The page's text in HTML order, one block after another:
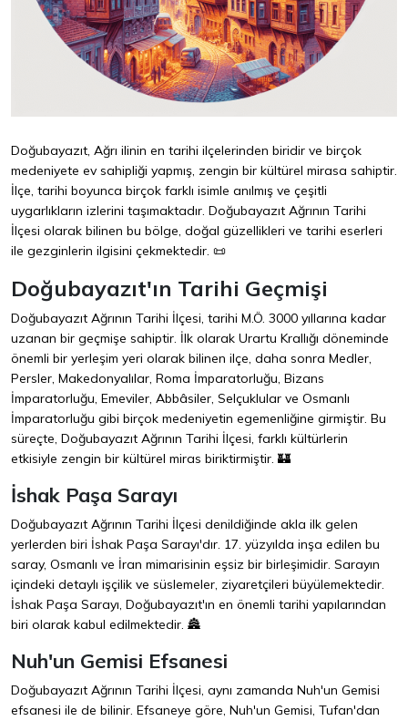
Doğubayazıt, Ağrı ilinin en tarihi ilçelerinden biridir ve birçok
medeniyete ev sahipliği yapmış, zengin bir kültürel mirasa sahiptir.
İlçe, tarihi boyunca birçok farklı isimle anılmış ve çeşitli
uygarlıkların izlerini taşımaktadır. Doğubayazıt Ağrının Tarihi
İlçesi olarak bilinen bu bölge, doğal güzellikleri ve tarihi eserleri
ile gezginlerin ilgisini çekmektedir. 📜
Doğubayazıt'ın Tarihi Geçmişi
Doğubayazıt Ağrının Tarihi İlçesi, tarihi M.Ö. 3000 yıllarına kadar
uzanan bir geçmişe sahiptir. İlk olarak Urartu Krallığı döneminde
önemli bir yerleşim yeri olarak bilinen ilçe, daha sonra Medler,
Persler, Makedonyalılar, Roma İmparatorluğu, Bizans
İmparatorluğu, Emeviler, Abbâsiler, Selçuklular ve Osmanlı
İmparatorluğu gibi birçok medeniyetin egemenliğine girmiştir. Bu
süreçte, Doğubayazıt Ağrının Tarihi İlçesi, farklı kültürlerin
etkisiyle zengin bir kültürel miras biriktirmiştir. 🏰
İshak Paşa Sarayı
Doğubayazıt Ağrının Tarihi İlçesi denildiğinde akla ilk gelen
yerlerden biri İshak Paşa Sarayı'dır. 17. yüzyılda inşa edilen bu
saray, Osmanlı ve İran mimarisinin eşsiz bir birleşimidir. Sarayın
içindeki detaylı işçilik ve süslemeler, ziyaretçileri büyülemektedir.
İshak Paşa Sarayı, Doğubayazıt'ın en önemli tarihi yapılarından
biri olarak kabul edilmektedir. 🏯
Nuh'un Gemisi Efsanesi
Doğubayazıt Ağrının Tarihi İlçesi, aynı zamanda Nuh'un Gemisi
efsanesi ile de bilinir. Efsaneye göre, Nuh'un Gemisi, Tufan'dan